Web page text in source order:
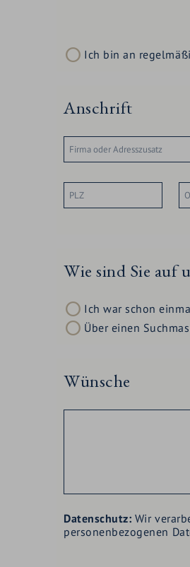
Ich bin an
Anschrift
Wie sind Sie auf
Ich war schon
Über einen
Wünsche
Datenschutz: Wir
personenbezogenen